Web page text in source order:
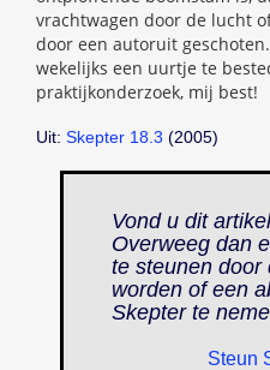
vrachtwagen door de lucht
door een autoruit
wekelijks een uurtje te
praktijkonderzoek, mij best!
Uit: Skepter 18.3 (2005)
Vond u dit
Overweeg dan
te steunen door
worden of een
Skepterte
Steun